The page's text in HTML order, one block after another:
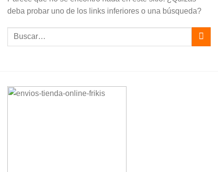
deba probar uno de los links inferiores o una búsqueda?